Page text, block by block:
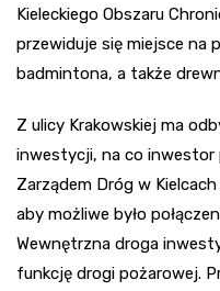
Kieleckiego Obszaru
przewiduje się miejsce na
badmintona, a także
Z ulicy Krakowskiej ma
inwestycji, na co inwestor
Zarządem Dróg w
aby możliwe było
Wewnętrzna droga
funkcję drogi pożarowej.